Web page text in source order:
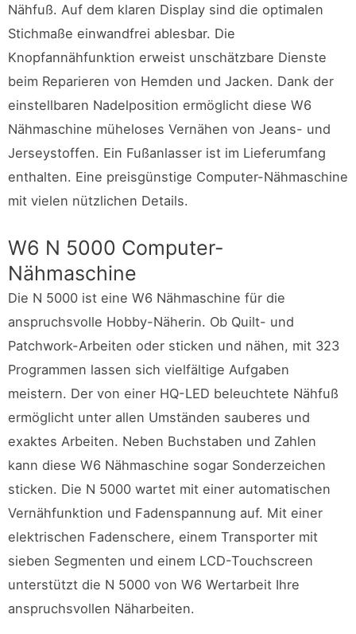
Nähfuß. Auf dem klaren Display sind die optimalen
Stichmaße einwandfrei ablesbar. Die
Knopfannähfunktion erweist unschätzbare Dienste
beim Reparieren von Hemden und Jacken. Dank der
einstellbaren Nadelposition ermöglicht diese W6
Nähmaschine müheloses Vernähen von Jeans- und
Jerseystoffen. Ein Fußanlasser ist im Lieferumfang
enthalten. Eine preisgünstige Computer-Nähmaschine
mit vielen nützlichen Details.
W6 N 5000 Computer-
Nähmaschine
Die N 5000 ist eine W6 Nähmaschine für die
anspruchsvolle Hobby-Näherin. Ob Quilt- und
Patchwork-Arbeiten oder sticken und nähen, mit 323
Programmen lassen sich vielfältige Aufgaben
meistern. Der von einer HQ-LED beleuchtete Nähfuß
ermöglicht unter allen Umständen sauberes und
exaktes Arbeiten. Neben Buchstaben und Zahlen
kann diese W6 Nähmaschine sogar Sonderzeichen
sticken. Die N 5000 wartet mit einer automatischen
Vernähfunktion und Fadenspannung auf. Mit einer
elektrischen Fadenschere, einem Transporter mit
sieben Segmenten und einem LCD-Touchscreen
unterstützt die N 5000 von W6 Wertarbeit Ihre
anspruchsvollen Näharbeiten.